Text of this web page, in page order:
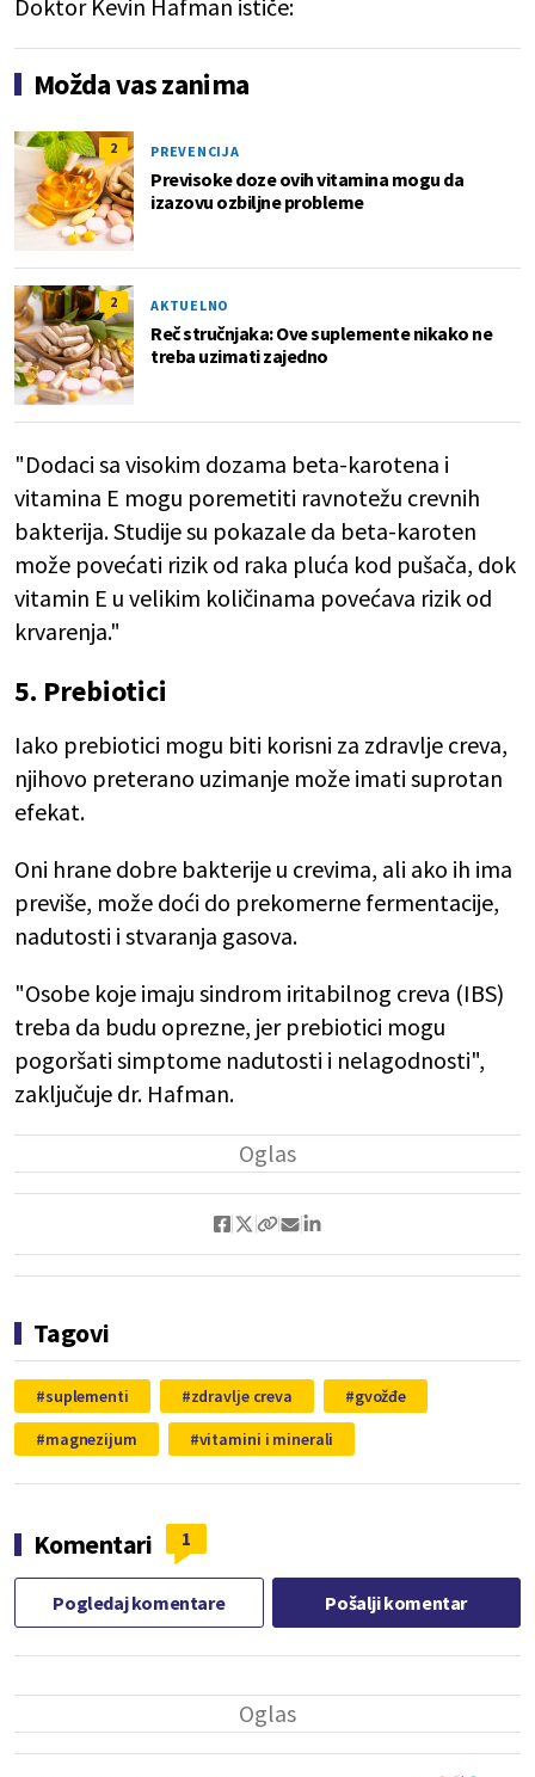
Doktor Kevin Hafman ističe:
Možda vas zanima
2 PREVENCIJA
Previsoke doze ovih vitamina mogu da
izazovu ozbiljne probleme
2 AKTUELNO
Reč stručnjaka: Ove suplemente nikako ne
treba uzimati zajedno
"Dodaci sa visokim dozama beta-karotena i
vitamina E mogu poremetiti ravnotežu crevnih
bakterija. Studije su pokazale da beta-karoten
može povećati rizik od raka pluća kod pušača, dok
vitamin E u velikim količinama povećava rizik od
krvarenja."
5. Prebiotici
Iako prebiotici mogu biti korisni za zdravlje creva,
njihovo preterano uzimanje može imati suprotan
efekat.
Oni hrane dobre bakterije u crevima, ali ako ih ima
previše, može doći do prekomerne fermentacije,
nadutosti i stvaranja gasova.
"Osobe koje imaju sindrom iritabilnog creva (IBS)
treba da budu oprezne, jer prebiotici mogu
pogoršati simptome nadutosti i nelagodnosti",
zaključuje dr. Hafman.
Tagovi
suplementi zdravlje creva
gvožđe
magnezijum
vitamini i minerali
Komentari 1
Pogledaj komentare Pošalji komentar